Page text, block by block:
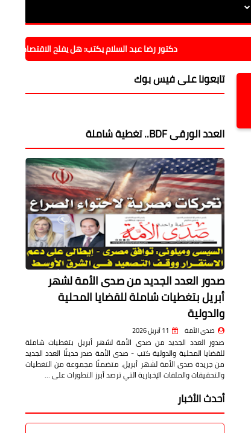
دكتور رضا عبد السلام يكتب: هل يفلح الاقتصاد فيما فشلت فيه
تابعونا على فيس بوك
العدد الورقى BDF.. تغطية شاملة
صدور العدد الجديد من صدى الأمة لشهر
أبريل بتغطيات شاملة للقضايا المحلية
والدولية
صدى الأمة 11 أبريل 2026
صدور العدد الجديد من صدى الأمة لشهر أبريل بتغطيات شاملة
للقضايا المحلية والدولية كتب - صدى الأمة صدر حديثًا العدد الجديد
من جريدة صدى الأمة لشهر أبريل، متضمنًا مجموعة من التغطيات
والتحقيقات والملفات الإخبارية التي ترصد أبرز التطورات على …
أحدث الأخبار